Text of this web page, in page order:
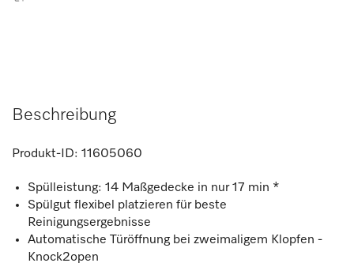
Beschreibung
Produkt-ID: 11605060
Spülleistung: 14 Maßgedecke in nur 17 min *
Spülgut flexibel platzieren für beste
Reinigungsergebnisse
Automatische Türöffnung bei zweimaligem Klopfen -
Knock2open